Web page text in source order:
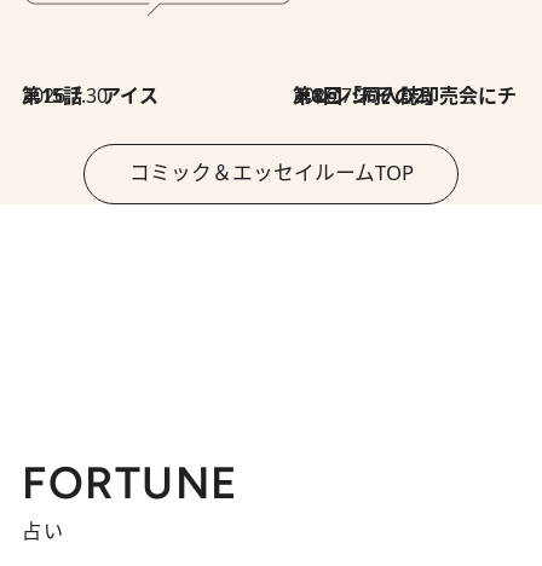
2026.7.30
第15話 アイス 2026.7.30
第8回「同人誌即売会にチャレンジ その2」
コミック＆エッセイルームTOP
FORTUNE
占い